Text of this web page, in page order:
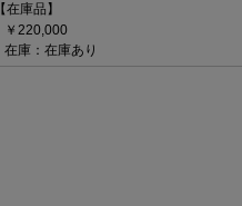
【在庫品】
￥220,000
在庫：在庫あり